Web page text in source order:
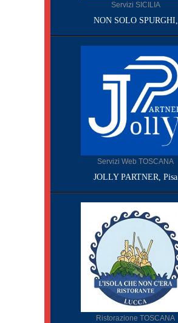
Servizi SICILIA
NON SOLO SPURGHI,
Servizi Web TOSCANA
JOLLY PARTNER, Pisa
Ristorazione TOSCANA